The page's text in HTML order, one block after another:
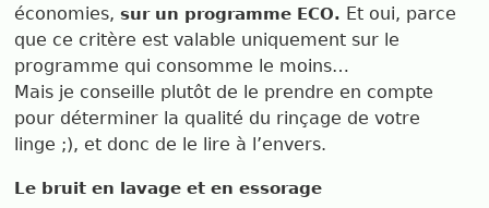
économies,sur un programme ECO. Et oui, parce
que ce critère est valable uniquement sur le
programme qui consomme le moins…
Mais je conseille plutôt de le prendre en compte
pour déterminer la qualité du rinçage de votre
linge ;), et donc de le lire à l’envers.
Le bruit en lavage et en essorage